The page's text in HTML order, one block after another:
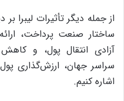
از جمله دیگر تأثیرات لیبرا
ساختار صنعت پرداخت،
آزادی انتقال پول، و
سراسر جهان، ارزش‌گذاری
اشاره‌ کنیم.